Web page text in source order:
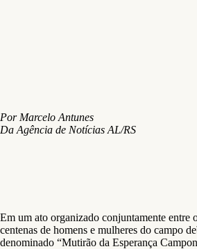
Por Marcelo Antunes
Da Agência de Notícias AL/RS
Em um ato organizado conjuntamente
centenas de homens e mulheres do campo
denominado “Mutirão da Esperança